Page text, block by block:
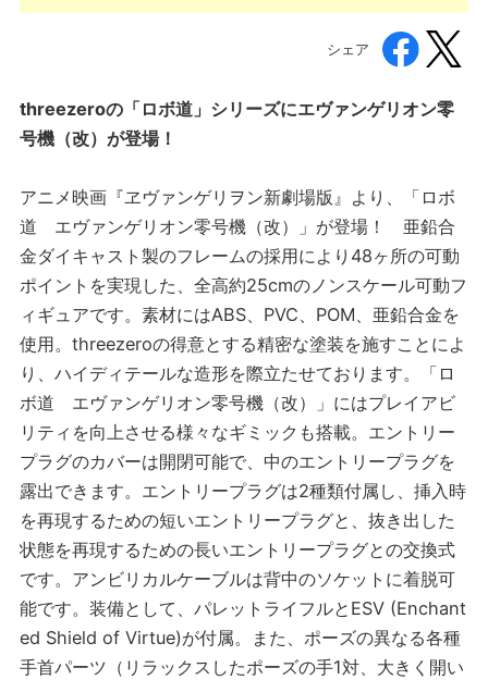
シェア
threezeroの「ロボ道」シリーズにエヴァンゲリオン零
号機（改）が登場！
アニメ映画『ヱヴァンゲリヲン新劇場版』より、「ロボ
道 エヴァンゲリオン零号機（改）」が登場！ 亜鉛合
金ダイキャスト製のフレームの採用により48ヶ所の可動
ポイントを実現した、全高約25cmのノンスケール可動フ
ィギュアです。素材にはABS、PVC、POM、亜鉛合金を
使用。threezeroの得意とする精密な塗装を施すことによ
り、ハイディテールな造形を際立たせております。「ロ
ボ道 エヴァンゲリオン零号機（改）」にはプレイアビ
リティを向上させる様々なギミックも搭載。エントリー
プラグのカバーは開閉可能で、中のエントリープラグを
露出できます。エントリープラグは2種類付属し、挿入時
を再現するための短いエントリープラグと、抜き出した
状態を再現するための長いエントリープラグとの交換式
です。アンビリカルケーブルは背中のソケットに着脱可
能です。装備として、パレットライフルとESV (Enchant
ed Shield of Virtue)が付属。また、ポーズの異なる各種
手首パーツ（リラックスしたポーズの手1対、大きく開い